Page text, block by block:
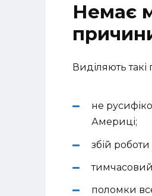
Немає
Виділяють
не
Америці;
збій
тимчасовий
поломки